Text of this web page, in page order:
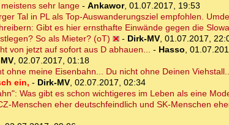
sehr lange- Ankawor, 01.07.2017, 19:53
Tal in PL als Top-Auswanderungsziel empfohlen.
Gibt es hier ernsthafte Einwände gegen die
So als Mieter? (oT)
- Dirk-MV, 01.07.2017,
von jetzt auf sofort aus D abhauen... - Hasso,
, 02.07.2017, 01:18
ohne meine Eisenbahn... Du nicht ohne Deinen
ein, - Dirk-MV, 02.07.2017, 02:34
Was gibt es schon wichtigeres im Leben als eine
Menschen eher deutschfeindlich und SK-Menschen